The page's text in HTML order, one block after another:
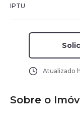
IPTU
Atualizado
Sobre o